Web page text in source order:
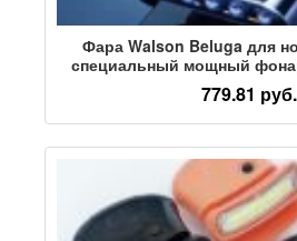
Фара Walson Beluga для
специальный мощный
супер яркая,
длительный срок
индукционный фонарь с
779.81 руб.